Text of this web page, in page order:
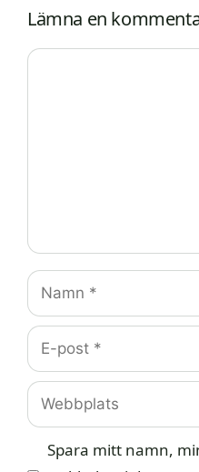
Lämna en
Kommentar
Namn
E-
post
Webbplats
Spara mitt namn,